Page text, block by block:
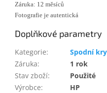
Záruka: 12 měsíců
Fotografie je autentická
Doplňkové parametry
Kategorie:
Spodní
Záruka:
1 rok
Stav zboží:
Použité
Výrobce:
HP